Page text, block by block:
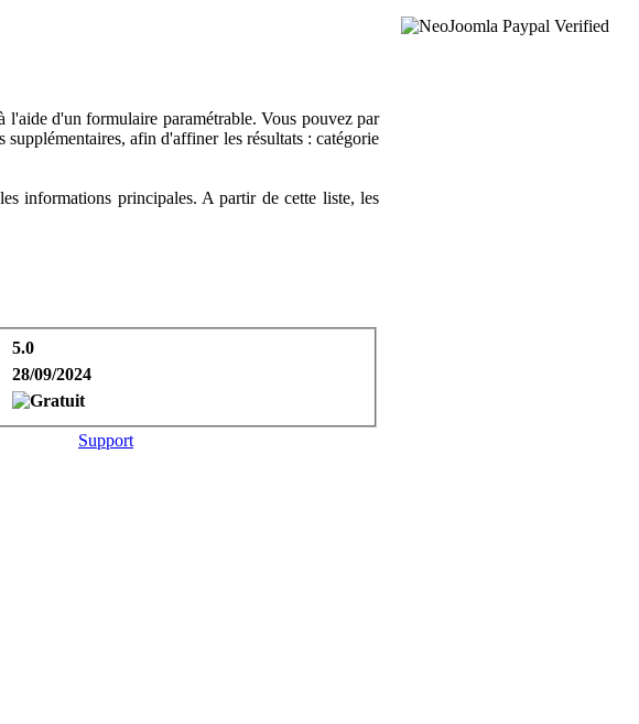
l'aide d'un formulaire paramétrable. Vous pouvez par
afin d'affiner les résultats : catégorie
informations principales. A partir de cette liste, les
5.0
28/09/2024
Support